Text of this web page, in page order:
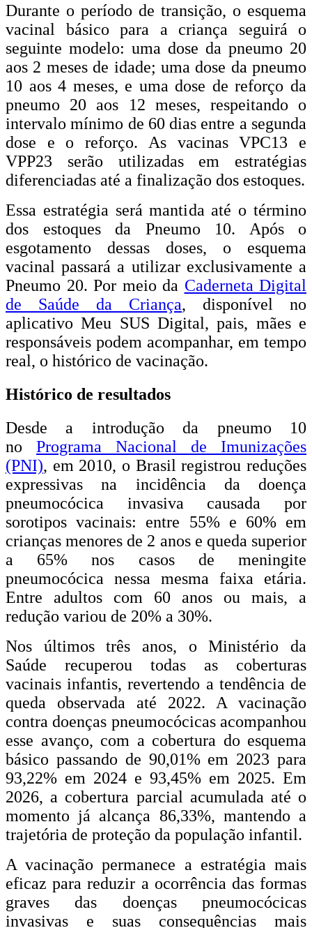
Durante o período de transição, o esquema
vacinal básico para a criança seguirá o
seguinte modelo: uma dose da pneumo 20
aos 2 meses de idade; uma dose da pneumo
10 aos 4 meses, e uma dose de reforço da
pneumo 20 aos 12 meses, respeitando o
intervalo mínimo de 60 dias entre a segunda
dose e o reforço. As vacinas VPC13 e
VPP23 serão utilizadas em estratégias
diferenciadas até a finalização dos estoques.
Essa estratégia será mantida até o término
dos estoques da Pneumo 10. Após o
esgotamento dessas doses, o esquema
vacinal passará a utilizar exclusivamente a
Pneumo 20. Por meio da Caderneta Digital
de Saúde da Criança, disponível no
aplicativo Meu SUS Digital, pais, mães e
responsáveis podem acompanhar, em tempo
real, o histórico de vacinação.
Histórico de resultados
Desde a introdução da pneumo 10
no Programa Nacional de Imunizações
(PNI), em 2010, o Brasil registrou reduções
expressivas na incidência da doença
pneumocócica invasiva causada por
sorotipos vacinais: entre 55% e 60% em
crianças menores de 2 anos e queda superior
a 65% nos casos de meningite
pneumocócica nessa mesma faixa etária.
Entre adultos com 60 anos ou mais, a
redução variou de 20% a 30%.
Nos últimos três anos, o Ministério da
Saúde recuperou todas as coberturas
vacinais infantis, revertendo a tendência de
queda observada até 2022. A vacinação
contra doenças pneumocócicas acompanhou
esse avanço, com a cobertura do esquema
básico passando de 90,01% em 2023 para
93,22% em 2024 e 93,45% em 2025. Em
2026, a cobertura parcial acumulada até o
momento já alcança 86,33%, mantendo a
trajetória de proteção da população infantil.
A vacinação permanece a estratégia mais
eficaz para reduzir a ocorrência das formas
graves das doenças pneumocócicas
invasivas e suas consequências mais